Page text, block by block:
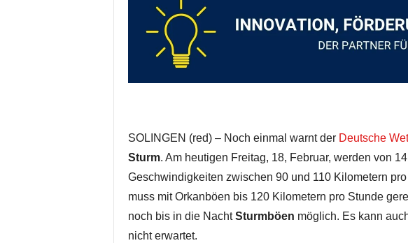
SOLINGEN (red) – Noch einmal warnt der Deutsche
Sturm. Am heutigen Freitag, 18, Februar, werden von
Geschwindigkeiten zwischen 90 und 110 Kilometern
muss mit Orkanböen bis 120 Kilometern pro Stunde
noch bis in die NachtSturmböen möglich. Es kann
nicht erwartet.